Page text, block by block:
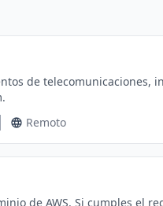
.
Remoto
de AWS. Si cumples el